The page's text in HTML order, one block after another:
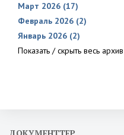
Март 2026 (17)
Февраль 2026 (2)
Январь 2026 (2)
Показать / скрыть весь архив
ДОКУМЕНТТЕР